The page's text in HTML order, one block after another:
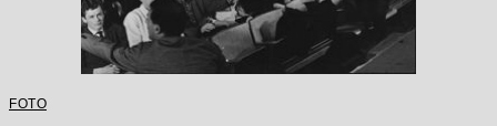
FOTO